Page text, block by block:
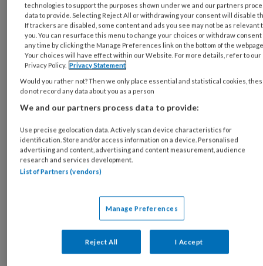
Een wijdverbreid vooroordeel over
neuronen de mens niet meer zien.’ Als er één
hersenonderzoeker is voor wie dat niet
opgaat, is het De Raedt. Behalve in de
rol van cognities en het zelfbeeld bij het
ontstaan of de instandhouding van depressie.
Een praktische gerichtheid houdt zijn
nieuwsgierigheid in toom: De Raedt wil het
technologies to support the purposes shown under we and our partners
data to provide. Selecting Reject All or withdrawing your consent will disable
If trackers are disabled, some content and ads you see may not be as relevant
you. You can resurface this menu to change your choices or withdraw consent
any time by clicking the Manage Preferences link on the bottom of the
Your choices will have effect within our Website. For more details, refer to our
Privacy Policy. Privacy Statement
Would you rather not? Then we only place essential and statistical cookies,
do not record any data about you as a person
We and our partners process data to provide:
Use precise geolocation data. Actively scan device characteristics for
identification. Store and/or access information on a device. Personalised
advertising and content, advertising and content measurement, audience
research and services development.
List of Partners (vendors)
Manage Preferences
Reject All I Accept